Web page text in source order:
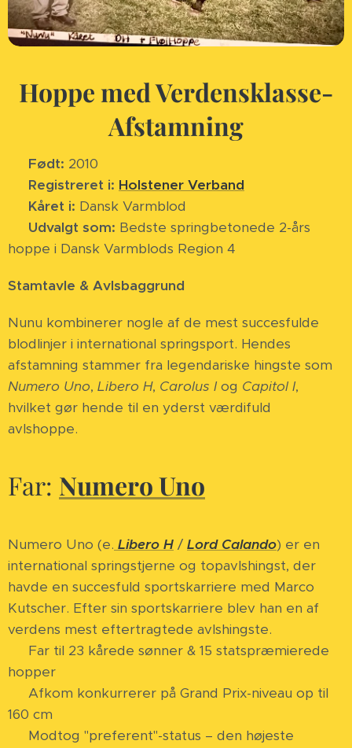
Hoppe med Verdensklasse-
Afstamning
Født: 2010
Registreret i: Holstener Verband
Kåret i: Dansk Varmblod
Udvalgt som: Bedste springbetonede 2-års
hoppe i Dansk Varmblods Region 4
Stamtavle & Avlsbaggrund
Nunu kombinerer nogle af de mest succesfulde
blodlinjer i international springsport. Hendes
afstamning stammer fra legendariske hingste som
Numero Uno, Libero H, Carolus I og Capitol I,
hvilket gør hende til en yderst værdifuld
avlshoppe.
Far: Numero Uno
Numero Uno (e. Libero H / Lord Calando) er en
international springstjerne og topavlshingst, der
havde en succesfuld sportskarriere med Marco
Kutscher. Efter sin sportskarriere blev han en af
verdens mest eftertragtede avlshingste.
✅ Far til 23 kårede sønner & 15 statspræmierede
hopper
✅ Afkom konkurrerer på Grand Prix-niveau op til
160 cm
✅ Modtog "preferent"-status – den højeste